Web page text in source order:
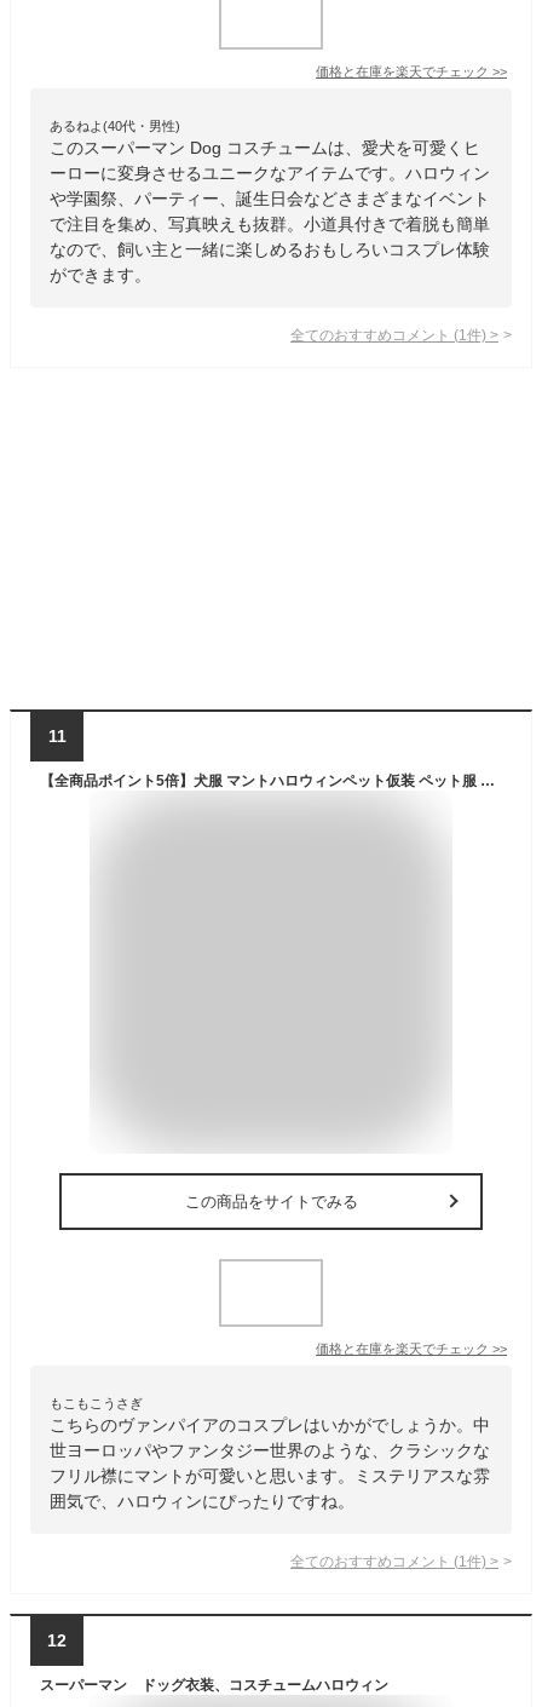
価格と在庫を楽天でチェック >>
あるねよ(40代・男性)
このスーパーマン Dog コスチュームは、愛犬を可愛くヒ
ーローに変身させるユニークなアイテムです。ハロウィン
や学園祭、パーティー、誕生日会などさまざまなイベント
で注目を集め、写真映えも抜群。小道具付きで着脱も簡単
なので、飼い主と一緒に楽しめるおもしろいコスプレ体験
ができます。
全てのおすすめコメント (1 件) >
11
【全商品ポイント5倍】犬服 マントハロウィンペット仮装 ペット服 コスプレ衣装 小中型犬 コスチューム 可愛い 変装 猫犬 ペットの仮装服 魔法使い パーティー 女の子 男の子 プレゼント 写真 撮影道具 簡単装着
この商品をサイトでみる
価格と在庫を楽天でチェック >>
もこもこうさぎ
こちらのヴァンパイアのコスプレはいかがでしょうか。中
世ヨーロッパやファンタジー世界のような、クラシックな
フリル襟にマントが可愛いと思います。ミステリアスな雰
囲気で、ハロウィンにぴったりですね。
全てのおすすめコメント (1 件) >
12
スーパーマン ドッグ衣装、コスチュームハロウィン